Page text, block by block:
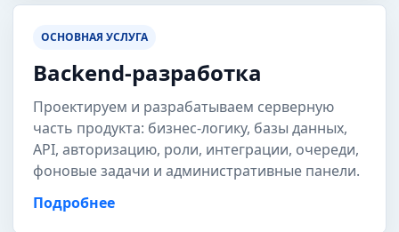
ОСНОВНАЯ УСЛУГА
Backend-разработка
Проектируем и разрабатываем серверную
часть продукта: бизнес-логику, базы данных,
API, авторизацию, роли, интеграции, очереди,
фоновые задачи и административные панели.
Подробнее